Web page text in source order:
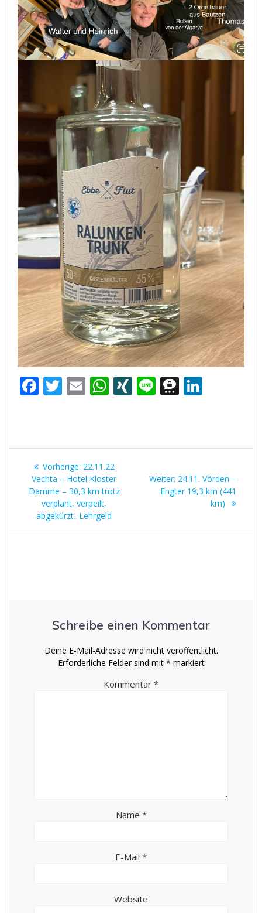
F
b
o
o
k
T
er
E
l
W
s
A
p
p
XI Li T
e
a
e
n
Beitrags-
Navigation
Vorherige: Vorheriger
Beitrag:
22.11.22
Vechta – Hotel Kloster
Damme – 30,3 km trotz
verplant, verpeilt,
abgekürzt- Lehrgeld
Weiter: Nächster
Beitrag:
24.11. Vörden –
Engter 19,3 km (441
km)
Schreibe einen Kommentar
Deine E-Mail-Adresse wird nicht veröffentlicht.
Erforderliche Felder sind mit * markiert
Kommentar *
Name *
E-Mail *
Website